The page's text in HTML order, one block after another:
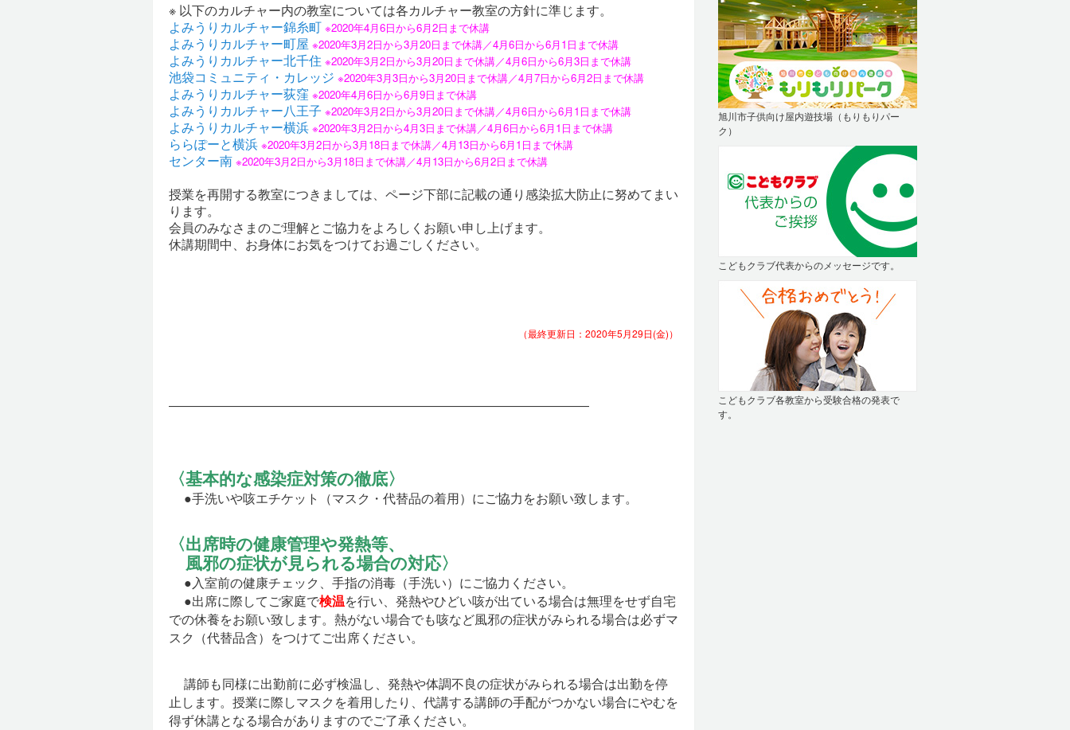
※ 以下のカルチャー内の教室については各カルチャー教室の方針に準じます。
よみうりカルチャー錦糸町 ※2020年4月6日から6月2日まで休講
よみうりカルチャー町屋 ※2020年3月2日から3月20日まで休講／4月6日から6月1日まで休講
よみうりカルチャー北千住 ※2020年3月2日から3月20日まで休講／4月6日から6月3日まで休講
池袋コミュニティ・カレッジ ※2020年3月3日から3月20日まで休講／4月7日から6月2日まで休講
よみうりカルチャー荻窪 ※2020年4月6日から6月9日まで休講
よみうりカルチャー八王子 ※2020年3月2日から3月20日まで休講／4月6日から6月1日まで休講
よみうりカルチャー横浜 ※2020年3月2日から4月3日まで休講／4月6日から6月1 日まで休講
ららぽーと横浜 ※2020年3月2日から3月18日まで休講／4月13日から6月1日まで休講
センター南 ※2020年3月2日から3月18日まで休講／4月13日から6月2日まで休講
授業を再開する教室につきましては、ページ下部に記載の通り感染拡大防止に努めてまい
ります。
会員のみなさまのご理解とご協力をよろしくお願い申し上げます。
休講期間中、お身体にお気をつけてお過ごしください。
（最終更新日：2020年5月29日(金)）
―――――――――――――――――――――――――――――――――
〈基本的な感染症対策の徹底〉
●手洗いや咳エチケット（マスク・代替品の着用）にご協力をお願い致します。
〈出席時の健康管理や発熱等、
風邪の症状が見られる場合の対応〉
●入室前の健康チェック、手指の消毒（手洗い）にご協力ください。
●出席に際してご家庭で検温を行い、発熱やひどい咳が出ている場合は無理をせず自宅
での休養をお願い致します。熱がない場合でも咳など風邪の症状がみられる場合は必ずマ
スク（代替品含）をつけてご出席ください。
講師も同様に出勤前に必ず検温し、発熱や体調不良の症状がみられる場合は出勤を停
止します。授業に際しマスクを着用したり、代講する講師の手配がつかない場合にやむを
得ず休講となる場合がありますのでご了承ください。
旭川市子供向け屋内遊技場（もりもりパー
ク）
こどもクラブ代表からのメッセージです。
こどもクラブ各教室から受験合格の発表で
す。